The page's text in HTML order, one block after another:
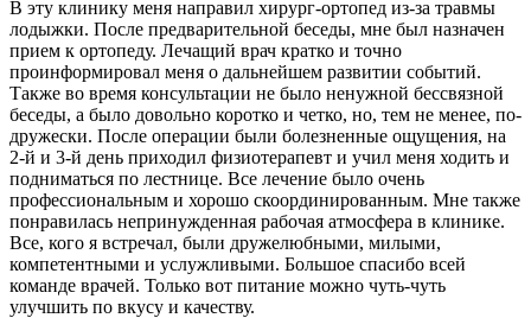
В эту клинику меня направил хирург-ортопед из-за травмы
лодыжки. После предварительной беседы, мне был назначен
прием к ортопеду. Лечащий врач кратко и точно
проинформировал меня о дальнейшем развитии событий.
Также во время консультации не было ненужной бессвязной
беседы, а было довольно коротко и четко, но, тем не менее, по-
дружески. После операции были болезненные ощущения, на
2-й и 3-й день приходил физиотерапевт и учил меня ходить и
подниматься по лестнице. Все лечение было очень
профессиональным и хорошо скоординированным. Мне также
понравилась непринужденная рабочая атмосфера в клинике.
Все, кого я встречал, были дружелюбными, милыми,
компетентными и услужливыми. Большое спасибо всей
команде врачей. Только вот питание можно чуть-чуть
улучшить по вкусу и качеству.